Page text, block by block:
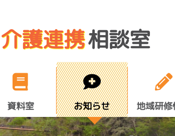
介護連携相談室
資料室 お知らせ 地域研